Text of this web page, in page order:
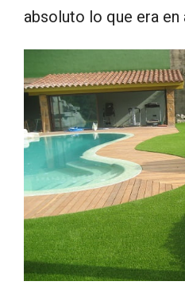
absoluto lo que era